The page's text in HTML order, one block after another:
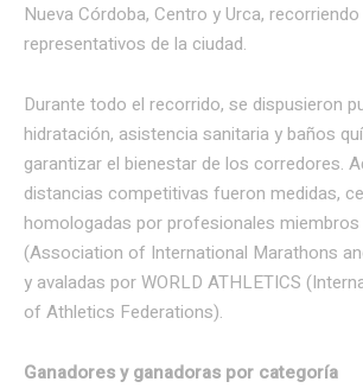
Nueva Córdoba, Centro y Urca,
representativos de la ciudad.
Durante todo el recorrido, se dispusieron
hidratación, asistencia sanitaria y baños
garantizar el bienestar de los corredores.
distancias competitivas fueron medidas,
homologadas por profesionales miembros
(Association of International Marathons
y avaladas por WORLD ATHLETICS
of Athletics Federations).
Ganadores y ganadoras por categoría